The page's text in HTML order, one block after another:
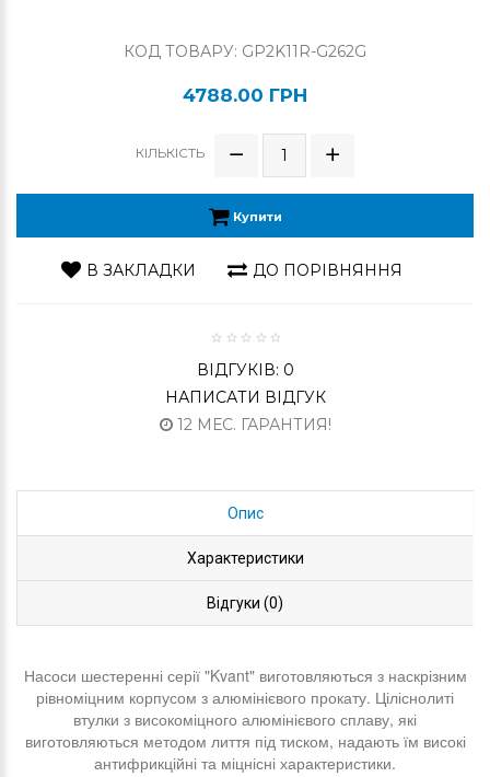
КОД ТОВАРУ: GP2K11R-G262G
4788.00 ГРН
КІЛЬКІСТЬ
Купити
В ЗАКЛАДКИ ДО ПОРІВНЯННЯ
ВІДГУКІВ: 0
НАПИСАТИ ВІДГУК
12 МЕС. ГАРАНТИЯ!
Опис
Характеристики
Відгуки (0)
Насоси шестеренні серії "Kvant" виготовляються з наскрізним
рівноміцним корпусом з алюмінієвого прокату. Ціліснолиті
втулки з високоміцного алюмінієвого сплаву, які
виготовляються методом лиття під тиском, надають їм високі
антифрикційні та міцнісні характеристики.